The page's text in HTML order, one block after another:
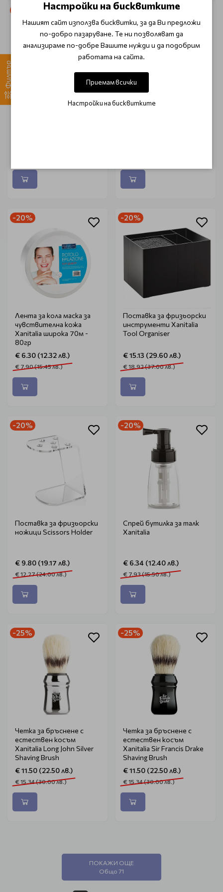
Филтър
Кръгла термо четка за
-30%
Лента за кола маска
-20%
Лента за кола маска за
чувствителна кожа
Xanitalia широка 70м -
80гр
€ 6.30 (12.32 лв.)
€ 7.90 (15.45 лв.)
-20%
Поставка за фризьорски
инструменти Xanitalia
Tool Organiser
€ 15.13 (29.60 лв.)
€ 18.92 (37.00 лв.)
-20%
Поставка за фризьорски
ножици Scissors Holder
€ 9.80 (19.17 лв.)
€ 12.27 (24.00 лв.)
-20%
Спрей бутилка за талк
Xanitalia
€ 6.34 (12.40 лв.)
€ 7.93 (15.50 лв.)
-25%
Четка за бръснене с
естествен косъм
Xanitalia Long John Silver
Shaving Brush
€ 11.50 (22.50 лв.)
€ 15.34 (30.00 лв.)
-25%
Четка за бръснене с
естествен косъм
Xanitalia Sir Francis Drake
Shaving Brush
€ 11.50 (22.50 лв.)
€ 15.34 (30.00 лв.)
ПОКАЖИ ОЩЕ
Общо 71
Настройки на бисквитките
Нашият сайт използва бисквитки, за да Ви предложи
по-добро пазаруване. Те ни позволяват да
анализираме по-добре Вашите нужди и да подобрим
работата на сайта.
Приемам всички
Настройки на бисквитките